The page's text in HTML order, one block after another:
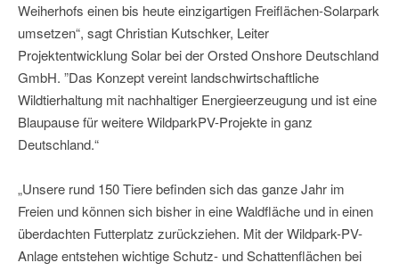
Weiherhofs einen bis heute einzigartigen Freiflächen-Solarpark
umsetzen“, sagt Christian Kutschker, Leiter
Projektentwicklung Solar bei der Orsted Onshore Deutschland
GmbH. ”Das Konzept vereint landschwirtschaftliche
Wildtierhaltung mit nachhaltiger Energieerzeugung und ist eine
Blaupause für weitere WildparkPV-Projekte in ganz
Deutschland.“
„Unsere rund 150 Tiere befinden sich das ganze Jahr im
Freien und können sich bisher in eine Waldfläche und in einen
überdachten Futterplatz zurückziehen. Mit der Wildpark-PV-
Anlage entstehen wichtige Schutz- und Schattenflächen bei